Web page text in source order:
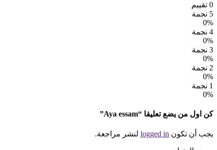
0 تقييم
5 نجمة
0%
4 نجمة
0%
3 نجمة
0%
2 نجمة
0%
1 نجمة
0%
كن اول من يضع تعليقا “Aya essam”
يجب أن تكون logged in لنشر مراجعة.